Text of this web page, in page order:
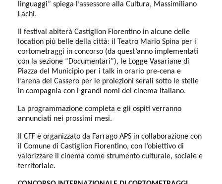
linguaggi” spiega l’assessore alla Cultura, Massimiliano
Lachi.
Il festival abiterà Castiglion FIorentino in alcune delle
location più belle della città: il Teatro Mario Spina per i
cortometraggi in concorso (da quest’anno implementati
con la sezione “Documentari”), le Logge Vasariane di
Piazza del Municipio per i talk in orario pre-cena e
l’arena del Cassero per le proiezioni serali sotto le stelle
in compagnia con i grandi nomi del cinema italiano.
La programmazione completa e gli ospiti verranno
annunciati nei prossimi mesi.
Il CFF è organizzato da Farrago APS in collaborazione con
il Comune di Castiglion Fiorentino, con l’obiettivo di
valorizzare il cinema come strumento culturale, sociale e
territoriale.